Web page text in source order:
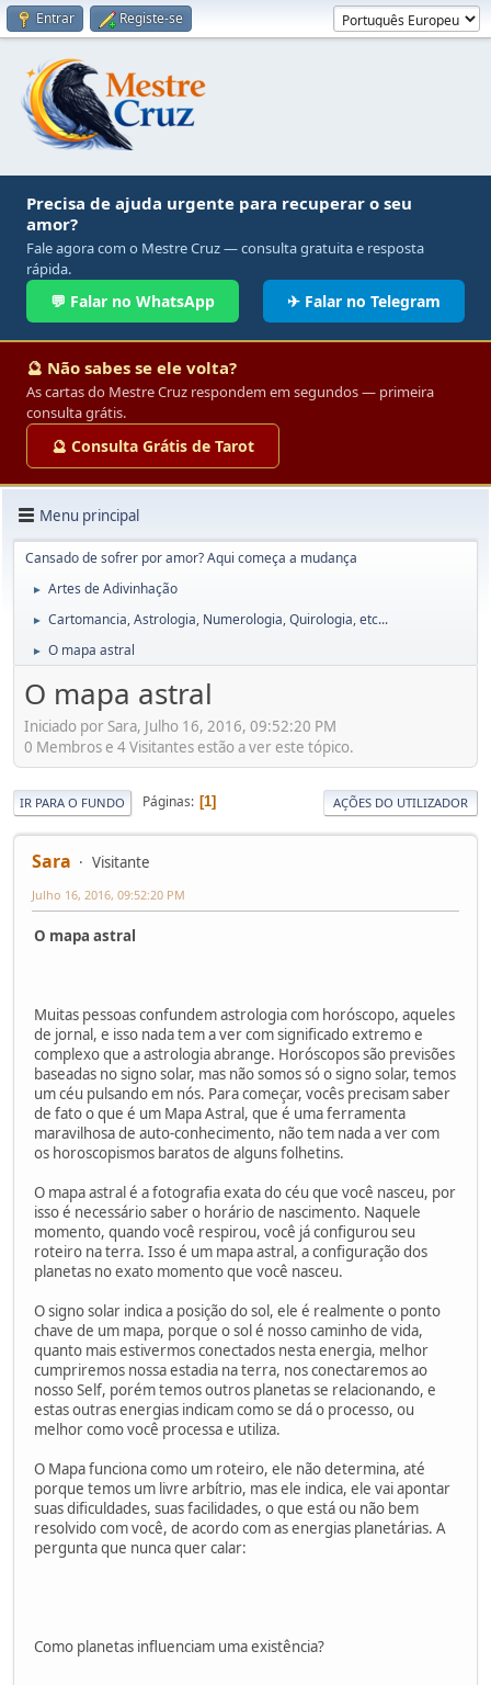
Entrar Registe-se
Precisa de ajuda urgente para recuperar o seu
amor?
Fale agora com o Mestre Cruz — consulta gratuita e resposta
rápida.
💬 Falar no WhatsApp ✈ Falar no Telegram
🔮 Não sabes se ele volta?
As cartas do Mestre Cruz respondem em segundos — primeira
consulta grátis.
🔮 Consulta Grátis de Tarot
Menu principal
Cansado de sofrer por amor? Aqui começa a mudança
► Artes de Adivinhação
► Cartomancia, Astrologia, Numerologia, Quirologia, etc...
► O mapa astral
O mapa astral
Iniciado por Sara, Julho 16, 2016, 09:52:20 PM
0 Membros e 4 Visitantes estão a ver este tópico.
IR PARA O FUNDO Páginas 1 AÇÕES DO UTILIZADOR
Sara Visitante
Julho 16, 2016, 09:52:20 PM
O mapa astral
Muitas pessoas confundem astrologia com horóscopo, aqueles
de jornal, e isso nada tem a ver com significado extremo e
complexo que a astrologia abrange. Horóscopos são previsões
baseadas no signo solar, mas não somos só o signo solar, temos
um céu pulsando em nós. Para começar, vocês precisam saber
de fato o que é um Mapa Astral, que é uma ferramenta
maravilhosa de auto-conhecimento, não tem nada a ver com
os horoscopismos baratos de alguns folhetins.
O mapa astral é a fotografia exata do céu que você nasceu, por
isso é necessário saber o horário de nascimento. Naquele
momento, quando você respirou, você já configurou seu
roteiro na terra. Isso é um mapa astral, a configuração dos
planetas no exato momento que você nasceu.
O signo solar indica a posição do sol, ele é realmente o ponto
chave de um mapa, porque o sol é nosso caminho de vida,
quanto mais estivermos conectados nesta energia, melhor
cumpriremos nossa estadia na terra, nos conectaremos ao
nosso Self, porém temos outros planetas se relacionando, e
estas outras energias indicam como se dá o processo, ou
melhor como você processa e utiliza.
O Mapa funciona como um roteiro, ele não determina, até
porque temos um livre arbítrio, mas ele indica, ele vai apontar
suas dificuldades, suas facilidades, o que está ou não bem
resolvido com você, de acordo com as energias planetárias. A
pergunta que nunca quer calar:
Como planetas influenciam uma existência?